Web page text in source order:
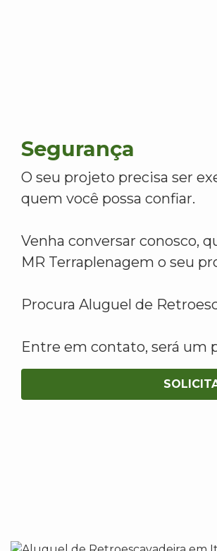
Segurança
O seu projeto precisa ser
quem você possa confiar.
Venha conversar conosco,
MR Terraplenagem o seu
Procura Aluguel de
Entre em contato, será um